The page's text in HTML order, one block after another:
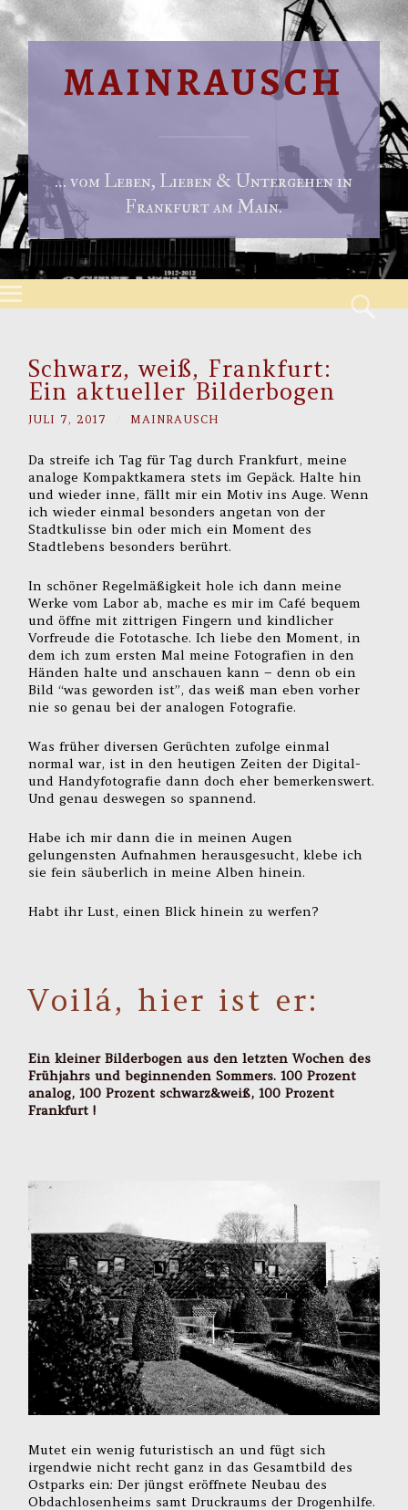
MAINRAUSCH
… vom Leben, Lieben & Untergehen in
Frankfurt am Main.
Menu
Schwarz, weiß, Frankfurt:
Ein aktueller Bilderbogen
JULI 7, 2017 MAINRAUSCH
Da streife ich Tag für Tag durch Frankfurt, meine
analoge Kompaktkamera stets im Gepäck. Halte hin
und wieder inne, fällt mir ein Motiv ins Auge. Wenn
ich wieder einmal besonders angetan von der
Stadtkulisse bin oder mich ein Moment des
Stadtlebens besonders berührt.
In schöner Regelmäßigkeit hole ich dann meine
Werke vom Labor ab, mache es mir im Café bequem
und öffne mit zittrigen Fingern und kindlicher
Vorfreude die Fototasche. Ich liebe den Moment, in
dem ich zum ersten Mal meine Fotografien in den
Händen halte und anschauen kann – denn ob ein
Bild “was geworden ist”, das weiß man eben vorher
nie so genau bei der analogen Fotografie.
Was früher diversen Gerüchten zufolge einmal
normal war, ist in den heutigen Zeiten der Digital-
und Handyfotografie dann doch eher bemerkenswert.
Und genau deswegen so spannend.
Habe ich mir dann die in meinen Augen
gelungensten Aufnahmen herausgesucht, klebe ich
sie fein säuberlich in meine Alben hinein.
Habt ihr Lust, einen Blick hinein zu werfen?
Voilá, hier ist er:
Ein kleiner Bilderbogen aus den letzten Wochen des
Frühjahrs und beginnenden Sommers. 100 Prozent
analog, 100 Prozent schwarz&weiß, 100 Prozent
Frankfurt !
Mutet ein wenig futuristisch an und fügt sich
irgendwie nicht recht ganz in das Gesamtbild des
Ostparks ein: Der jüngst eröffnete Neubau des
Obdachlosenheims samt Druckraums der Drogenhilfe.